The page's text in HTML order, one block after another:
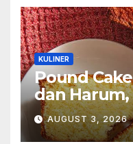
KULINER
Pound
dan Harum,
Kelezatan
Tak
AUGUST 3, 2026